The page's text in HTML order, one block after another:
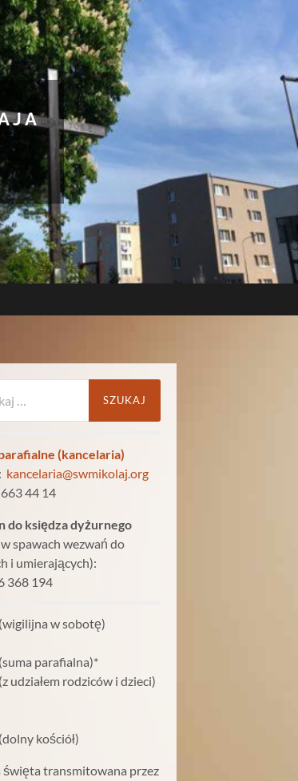
(kancelaria)
kancelaria@swmikolaj.org
44 14
do księdza dyżurnego
spawach wezwań do
i umierających):
368 194
w sobotę)
parafialna)*
udziałem rodziców i dzieci)
kościół)
święta transmitowana przez